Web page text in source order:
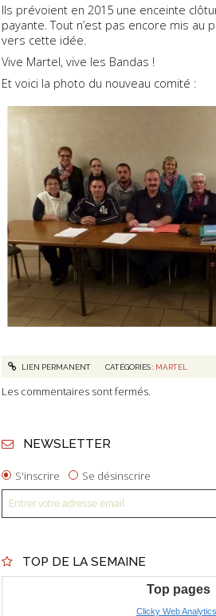
Ils prévoient en 2015 une enceinte
payante. Tout n’est pas encore mis au
vers cette idée.
Vive Martel, vive les Bandas !
Et voici la photo du nouveau comité :
LIEN PERMANENT CATÉGORIES : MARTEL
Les commentaires sont fermés.
NEWSLETTER
S'inscrire Se désinscrire
TOP DE LA SEMAINE